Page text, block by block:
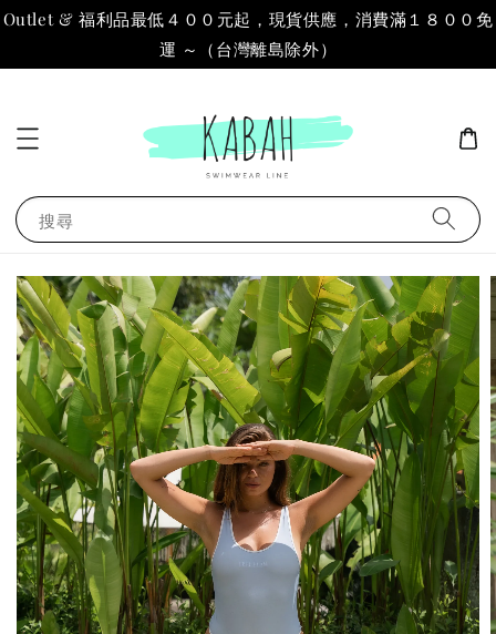
Outlet & 福利品最低４００元起，現貨供應，消費滿１８００免
運 ～（台灣離島除外）
搜尋